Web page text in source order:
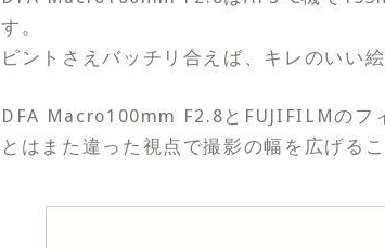
す。
ピントさえバッチリ合えば、キレのいい
DFA Macro100mm F2.8とFUJIFILMのフ
とはまた違った視点で撮影の幅を広げる